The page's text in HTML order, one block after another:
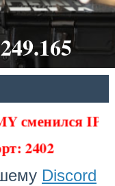
сменился IP
2402
Discord